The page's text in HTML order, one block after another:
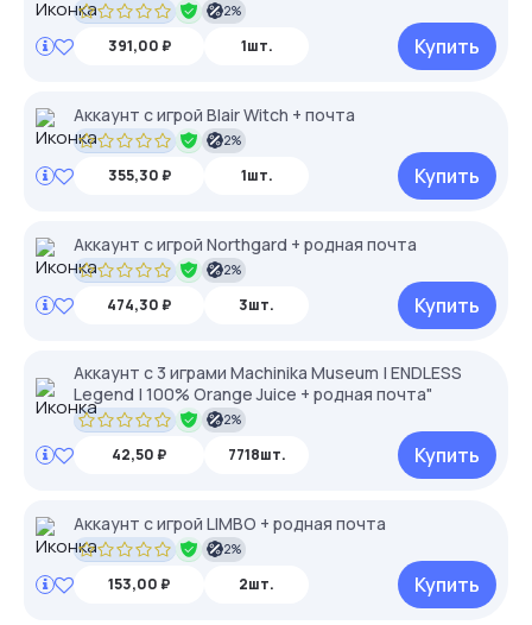
2%
391,00 ₽ 1шт. Купить
Аккаунт с игрой Blair Witch + почта
2%
355,30 ₽ 1шт. Купить
Аккаунт с игрой Northgard + родная почта
2%
474,30 ₽ 3шт. Купить
Аккаунт с 3 играми Machinika Museum | ENDLESS
Legend | 100% Orange Juice + родная почта"
2%
42,50 ₽ 7718шт. Купить
Аккаунт с игрой LIMBO + родная почта
2%
153,00 ₽ 2шт. Купить